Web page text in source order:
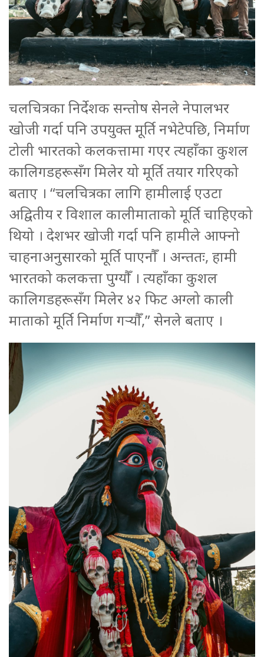
चलचित्रका निर्देशक सन्तोष सेनले नेपालभर
खोजी गर्दा पनि उपयुक्त मूर्ति नभेटेपछि, निर्माण
टोली भारतको कलकत्तामा गएर त्यहाँका कुशल
कालिगडहरूसँग मिलेर यो मूर्ति तयार गरिएको
बताए । “चलचित्रका लागि हामीलाई एउटा
अद्वितीय र विशाल कालीमाताको मूर्ति चाहिएको
थियो । देशभर खोजी गर्दा पनि हामीले आफ्नो
चाहनाअनुसारको मूर्ति पाएनौँ । अन्ततः, हामी
भारतको कलकत्ता पुग्यौँ । त्यहाँका कुशल
कालिगडहरूसँग मिलेर ४२ फिट अग्लो काली
माताको मूर्ति निर्माण गर्‍यौँ,” सेनले बताए ।